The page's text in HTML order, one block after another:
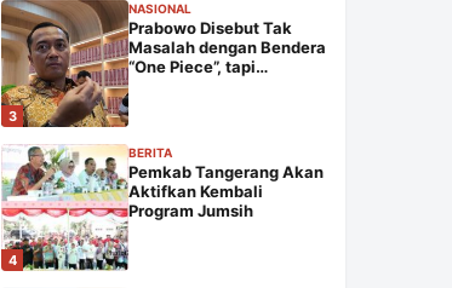
3
NASIONAL
Prabowo Disebut Tak
Masalah dengan Bendera
“One Piece”, tapi…
4
BERITA
Pemkab Tangerang Akan
Aktifkan Kembali
Program Jumsih